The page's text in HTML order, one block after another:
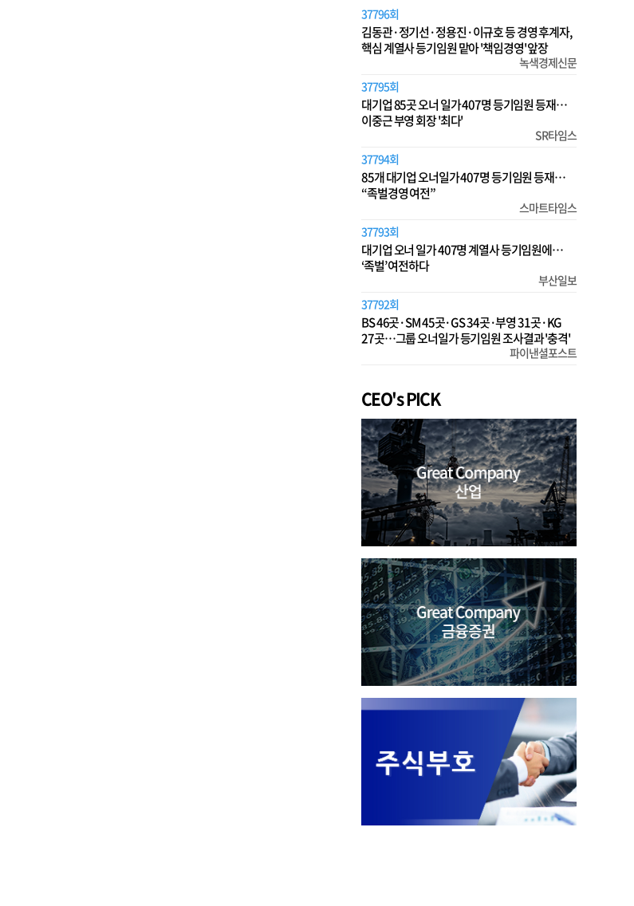
37796회
김동관·정기선·정용진·이규호 등 경영 후계자,
핵심 계열사 등기임원 맡아 '책임경영' 앞장
녹색경제신문
37795회
대기업 85곳 오너 일가 407명 등기임원 등재…
이중근 부영 회장 '최다'
SR타임스
37794회
85개 대기업 오너일가 407명 등기임원 등재…
“족벌경영 여전”
스마트타임스
37793회
대기업 오너 일가 407명 계열사 등기임원에…
‘족벌’ 여전하다
부산일보
37792회
BS 46곳·SM 45곳·GS 34곳·부영 31곳·KG
27곳…그룹 오너일가 등기임원 조사결과 '충격'
파이낸셜포스트
CEO's PICK